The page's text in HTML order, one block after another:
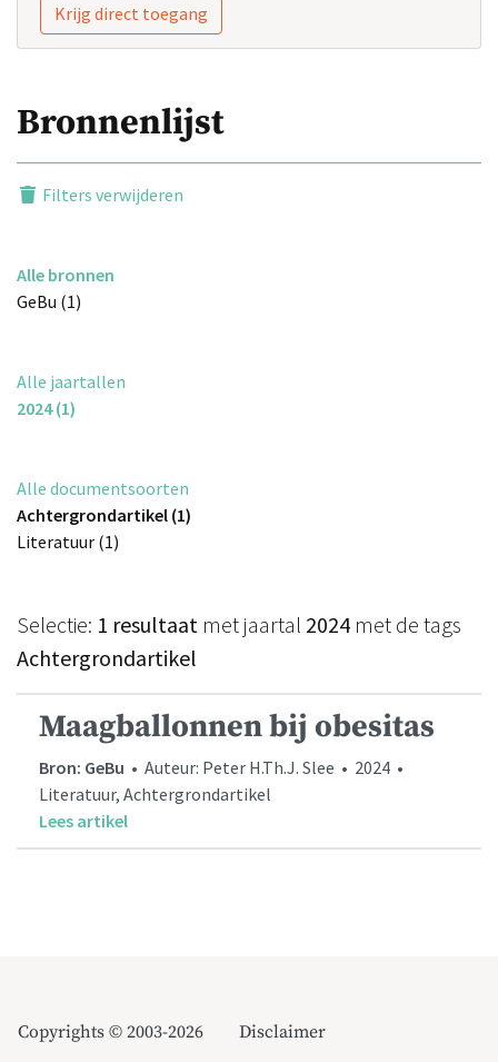
Krijg direct toegang
Bronnenlijst
Filters verwijderen
Alle bronnen
GeBu (1)
Alle jaartallen
2024 (1)
Alle documentsoorten
Achtergrondartikel (1)
Literatuur (1)
Selectie: 1 resultaat met jaartal 2024 met de tags
Achtergrondartikel
Maagballonnen bij obesitas
Bron: GeBu • Auteur: Peter H.Th.J. Slee • 2024 •
Literatuur, Achtergrondartikel
Lees artikel
Copyrights © 2003-2026 Disclaimer